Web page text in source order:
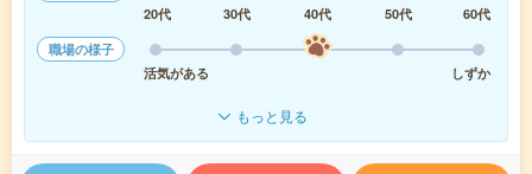
20代
30代 40代 50代
60代
職場の様子
活気がある
しずか
もっと見る